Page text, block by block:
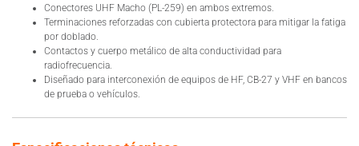
Conectores UHF Macho (PL-259) en ambos extremos.
Terminaciones reforzadas con cubierta protectora para mitigar la fatiga
por doblado.
Contactos y cuerpo metálico de alta conductividad para
radiofrecuencia.
Diseñado para interconexión de equipos de HF, CB-27 y VHF en bancos
de prueba o vehículos.